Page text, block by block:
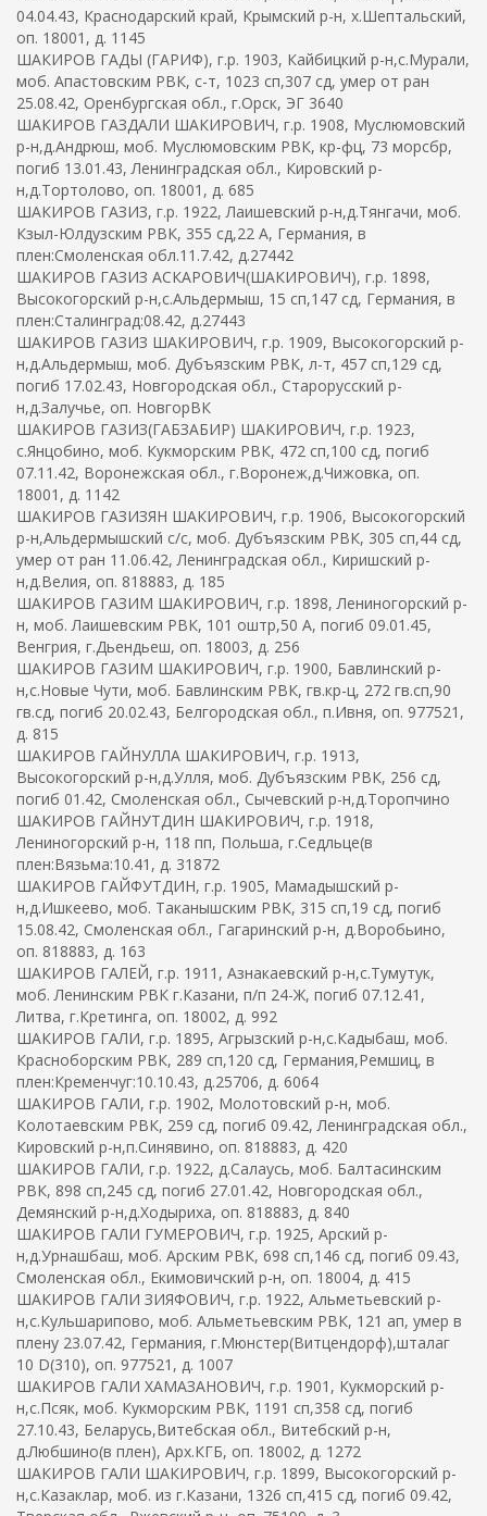
04.04.43, Краснодарский край, Крымский р-н, х.Шептальский,
оп. 18001, д. 1145
ШАКИРОВ ГАДЫ (ГАРИФ), г.р. 1903, Кайбицкий р-н,с.Мурали,
моб. Апастовским РВК, с-т, 1023 сп,307 сд, умер от ран
25.08.42, Оренбургская обл., г.Орск, ЭГ 3640
ШАКИРОВ ГАЗДАЛИ ШАКИРОВИЧ, г.р. 1908, Муслюмовский
р-н,д.Андрюш, моб. Муслюмовским РВК, кр-фц, 73 морсбр,
погиб 13.01.43, Ленинградская обл., Кировский р-
н,д.Тортолово, оп. 18001, д. 685
ШАКИРОВ ГАЗИЗ, г.р. 1922, Лаишевский р-н,д.Тянгачи, моб.
Кзыл-Юлдузским РВК, 355 сд,22 А, Германия, в
плен:Смоленская обл.11.7.42, д.27442
ШАКИРОВ ГАЗИЗ АСКАРОВИЧ(ШАКИРОВИЧ), г.р. 1898,
Высокогорский р-н,с.Альдермыш, 15 сп,147 сд, Германия, в
плен:Сталинград:08.42, д.27443
ШАКИРОВ ГАЗИЗ ШАКИРОВИЧ, г.р. 1909, Высокогорский р-
н,д.Альдермыш, моб. Дубъязским РВК, л-т, 457 сп,129 сд,
погиб 17.02.43, Новгородская обл., Старорусский р-
н,д.Залучье, оп. НовгорВК
ШАКИРОВ ГАЗИЗ(ГАБЗАБИР) ШАКИРОВИЧ, г.р. 1923,
с.Янцобино, моб. Кукморским РВК, 472 сп,100 сд, погиб
07.11.42, Воронежская обл., г.Воронеж,д.Чижовка, оп.
18001, д. 1142
ШАКИРОВ ГАЗИЗЯН ШАКИРОВИЧ, г.р. 1906, Высокогорский
р-н,Альдермышский с/с, моб. Дубъязским РВК, 305 сп,44 сд,
умер от ран 11.06.42, Ленинградская обл., Киришский р-
н,д.Велия, оп. 818883, д. 185
ШАКИРОВ ГАЗИМ ШАКИРОВИЧ, г.р. 1898, Лениногорский р-
н, моб. Лаишевским РВК, 101 оштр,50 А, погиб 09.01.45,
Венгрия, г.Дьендьеш, оп. 18003, д. 256
ШАКИРОВ ГАЗИМ ШАКИРОВИЧ, г.р. 1900, Бавлинский р-
н,с.Новые Чути, моб. Бавлинским РВК, гв.кр-ц, 272 гв.сп,90
гв.сд, погиб 20.02.43, Белгородская обл., п.Ивня, оп. 977521,
д. 815
ШАКИРОВ ГАЙНУЛЛА ШАКИРОВИЧ, г.р. 1913,
Высокогорский р-н,д.Улля, моб. Дубъязским РВК, 256 сд,
погиб 01.42, Смоленская обл., Сычевский р-н,д.Торопчино
ШАКИРОВ ГАЙНУТДИН ШАКИРОВИЧ, г.р. 1918,
Лениногорский р-н, 118 пп, Польша, г.Седльце(в
плен:Вязьма:10.41, д. 31872
ШАКИРОВ ГАЙФУТДИН, г.р. 1905, Мамадышский р-
н,д.Ишкеево, моб. Таканышским РВК, 315 сп,19 сд, погиб
15.08.42, Смоленская обл., Гагаринский р-н, д.Воробьино,
оп. 818883, д. 163
ШАКИРОВ ГАЛЕЙ, г.р. 1911, Азнакаевский р-н,с.Тумутук,
моб. Ленинским РВК г.Казани, п/п 24-Ж, погиб 07.12.41,
Литва, г.Кретинга, оп. 18002, д. 992
ШАКИРОВ ГАЛИ, г.р. 1895, Агрызский р-н,с.Кадыбаш, моб.
Красноборским РВК, 289 сп,120 сд, Германия,Ремшиц, в
плен:Кременчуг:10.10.43, д.25706, д. 6064
ШАКИРОВ ГАЛИ, г.р. 1902, Молотовский р-н, моб.
Колотаевским РВК, 259 сд, погиб 09.42, Ленинградская обл.,
Кировский р-н,п.Синявино, оп. 818883, д. 420
ШАКИРОВ ГАЛИ, г.р. 1922, д.Салаусь, моб. Балтасинским
РВК, 898 сп,245 сд, погиб 27.01.42, Новгородская обл.,
Демянский р-н,д.Ходыриха, оп. 818883, д. 840
ШАКИРОВ ГАЛИ ГУМЕРОВИЧ, г.р. 1925, Арский р-
н,д.Урнашбаш, моб. Арским РВК, 698 сп,146 сд, погиб 09.43,
Смоленская обл., Екимовичский р-н, оп. 18004, д. 415
ШАКИРОВ ГАЛИ ЗИЯФОВИЧ, г.р. 1922, Альметьевский р-
н,с.Кульшарипово, моб. Альметьевским РВК, 121 ап, умер в
плену 23.07.42, Германия, г.Мюнстер(Витцендорф),шталаг
10 D(310), оп. 977521, д. 1007
ШАКИРОВ ГАЛИ ХАМАЗАНОВИЧ, г.р. 1901, Кукморский р-
н,с.Псяк, моб. Кукморским РВК, 1191 сп,358 сд, погиб
27.10.43, Беларусь,Витебская обл., Витебский р-н,
д.Любшино(в плен), Арх.КГБ, оп. 18002, д. 1272
ШАКИРОВ ГАЛИ ШАКИРОВИЧ, г.р. 1899, Высокогорский р-
н,с.Казаклар, моб. из г.Казани, 1326 сп,415 сд, погиб 09.42,